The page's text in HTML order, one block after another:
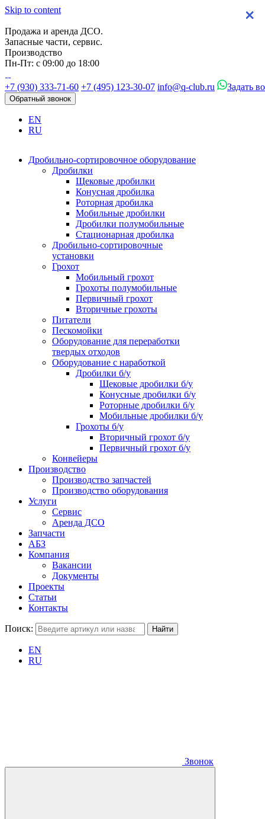
Skip to content
Продажа и аренда ДСО.
Запасные части, сервис.
Производство
Пн-Пт: с 09:00 до 18:00
+7 (930) 333-71-60 +7 (495) 123-30-07 info@q-club.ru Задать
Обратный звонок
EN
RU
Дробильно-сортировочное оборудование
Дробилки
Щековые дробилки
Конусная дробилка
Роторная дробилка
Мобильные дробилки
Дробилки полумобильные
Стационарная дробилка
Дробильно-сортировочные
установки
Грохот
Мобильный грохот
Грохоты полумобильные
Первичный грохот
Вторичные грохоты
Питатели
Пескомойки
Оборудование для переработки
твердых отходов
Оборудование с наработкой
Дробилки б/у
Щековые дробилки б/у
Конусные дробилки б/у
Роторные дробилки б/у
Мобильные дробилки б/у
Грохоты б/у
Вторичный грохот б/у
Первичный грохот б/у
Конвейеры
Производство
Производство запчастей
Производство оборудования
Услуги
Сервис
Аренда ДСО
Запчасти
АБЗ
Компания
Вакансии
Документы
Проекты
Статьи
Контакты
Поиск:
EN
RU
Звонок
×
×
×
×